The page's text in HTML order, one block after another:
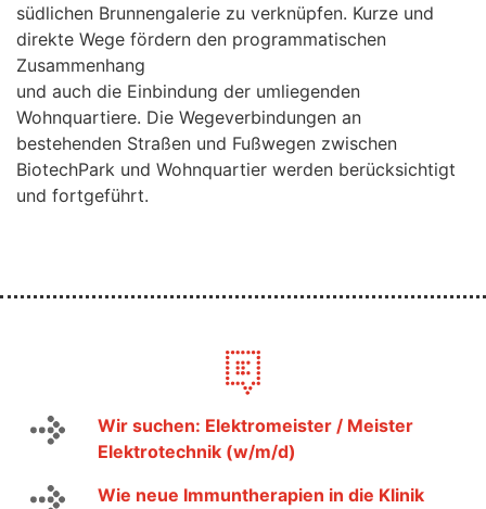
südlichen Brunnengalerie zu verknüpfen. Kurze und
direkte Wege fördern den programmatischen
Zusammenhang
und auch die Einbindung der umliegenden
Wohnquartiere. Die Wegeverbindungen an
bestehenden Straßen und Fußwegen zwischen
BiotechPark und Wohnquartier werden berücksichtigt
und fortgeführt.
Wir suchen: Elektromeister / Meister
Elektrotechnik (w/m/d)
Wie neue Immuntherapien in die Klinik